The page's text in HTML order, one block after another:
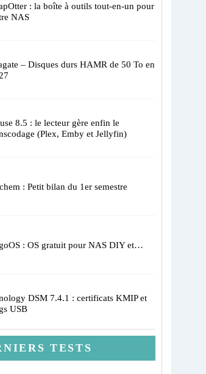
: la boîte à outils tout-en-un pour
NAS
– Disques durs HAMR de 50 To en
8.5 : le lecteur gère enfin le
(Plex, Emby et Jellyfin)
: Petit bilan du 1er semestre
: OS gratuit pour NAS DIY et…
DSM 7.4.1 : certificats KMIP et
USB
TESTS